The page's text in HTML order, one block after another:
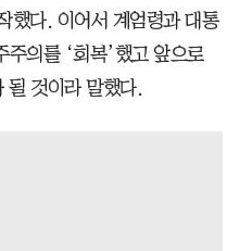
했다. 이어서 계엄령과 대통
주의를 ‘회복’했고 앞으로
될 것이라 말했다.